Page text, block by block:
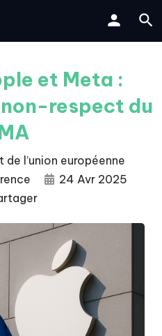
et Meta :
respect du
de l’union européenne
24 Avr 2025